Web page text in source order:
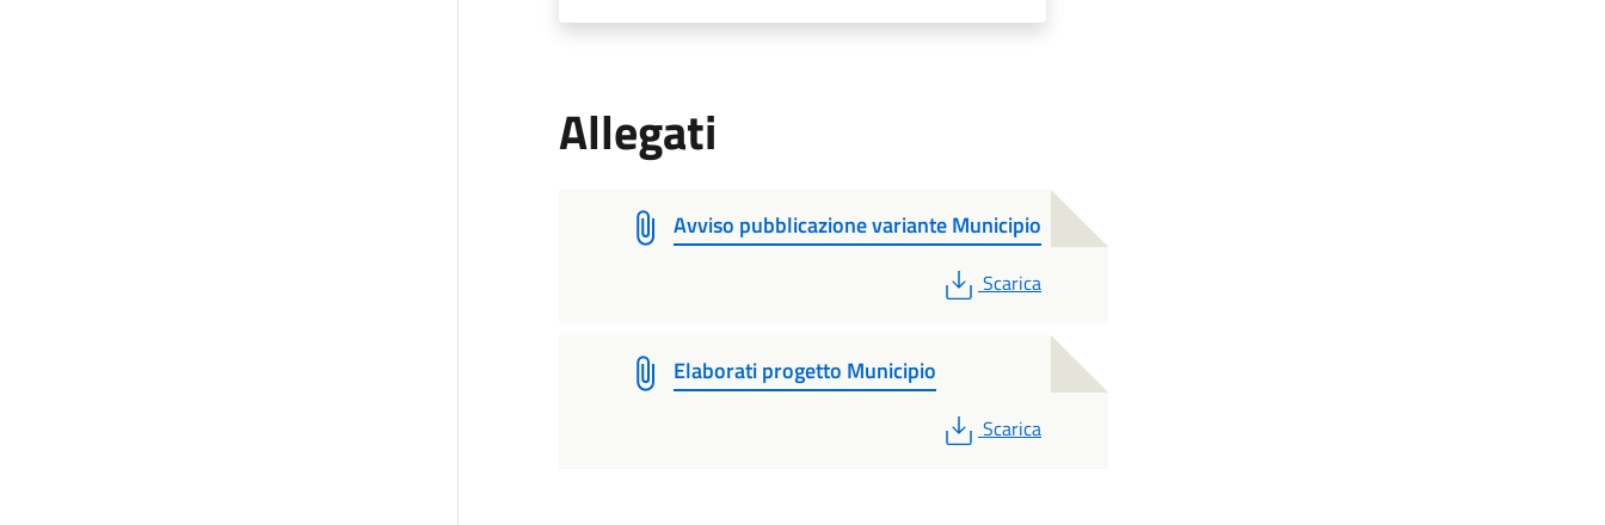
Allegati
Avviso pubblicazione variante Municipio
PDF
Scarica
Elaborati progetto Municipio
PDF
Scarica